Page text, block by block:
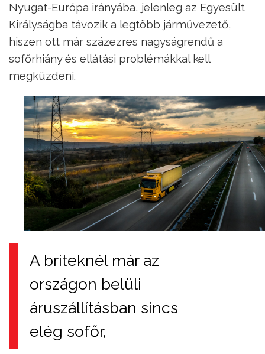
Nyugat-Európa irányába, jelenleg az Egyesült
Királyságba távozik a legtöbb járművezető,
hiszen ott már százezres nagyságrendű a
sofőrhiány és ellátási problémákkal kell
megküzdeni.
A briteknél már az
országon belüli
áruszállításban sincs
elég sofőr,